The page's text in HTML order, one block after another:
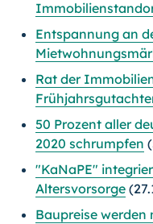
Entspannung an
Rat der
50 Prozent aller
2020 schrumpfen
"KaNaPE"
Altersvorsorge
Baupreise